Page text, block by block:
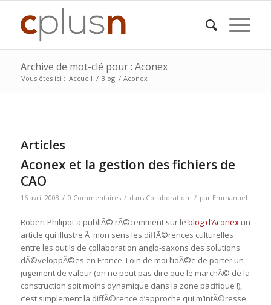
Archive de mot-clé pour : Aconex
Vous êtes ici : Accueil / Blog / Aconex
Articles
Aconex et la gestion des fichiers de
CAO
16 avril 2008 / 0 Commentaires / dans Collaboration / par Emmanuel
Robert Philipot a publiÃ© rÃ©cemment sur le blog d’Aconexun
article qui illustre Ã mon sens les diffÃ©rences culturelles
entre les outils de collaboration anglo-saxons des solutions
dÃ©veloppÃ©es en France. Loin de moi l’idÃ©e de porter un
jugement de valeur (on ne peut pas dire que le marchÃ© de la
construction soit moins dynamique dans la zone pacifique !),
c’est simplement la diffÃ©rence d’approche qui m’intÃ©resse.